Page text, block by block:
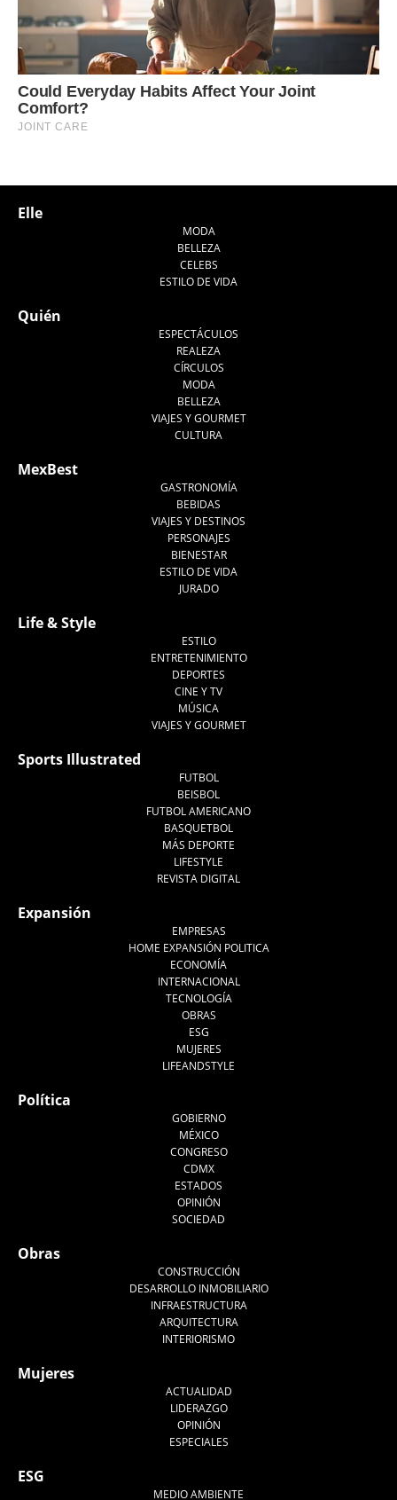
Elle
MODA
BELLEZA
CELEBS
ESTILO DE VIDA
Quién
ESPECTÁCULOS
REALEZA
CÍRCULOS
MODA
BELLEZA
VIAJES Y GOURMET
CULTURA
MexBest
GASTRONOMÍA
BEBIDAS
VIAJES Y DESTINOS
PERSONAJES
BIENESTAR
ESTILO DE VIDA
JURADO
Life & Style
ESTILO
ENTRETENIMIENTO
DEPORTES
CINE Y TV
MÚSICA
VIAJES Y GOURMET
Sports Illustrated
FUTBOL
BEISBOL
FUTBOL AMERICANO
BASQUETBOL
MÁS DEPORTE
LIFESTYLE
REVISTA DIGITAL
Expansión
EMPRESAS
HOME EXPANSIÓN POLITICA
ECONOMÍA
INTERNACIONAL
TECNOLOGÍA
OBRAS
ESG
MUJERES
LIFEANDSTYLE
Política
GOBIERNO
MÉXICO
CONGRESO
CDMX
ESTADOS
OPINIÓN
SOCIEDAD
Obras
CONSTRUCCIÓN
DESARROLLO INMOBILIARIO
INFRAESTRUCTURA
ARQUITECTURA
INTERIORISMO
Mujeres
ACTUALIDAD
LIDERAZGO
OPINIÓN
ESPECIALES
ESG
MEDIO AMBIENTE